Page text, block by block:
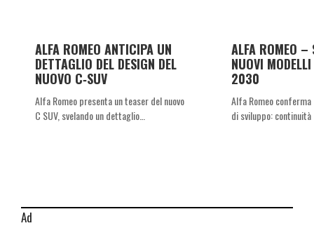
ALFA ROMEO ANTICIPA UN
DETTAGLIO DEL DESIGN DEL
NUOVO C‑SUV
Alfa Romeo presenta un teaser del nuovo
C SUV, svelando un dettaglio…
ALFA ROMEO –
NUOVI
2030
Alfa Romeo
di sviluppo:
Ad